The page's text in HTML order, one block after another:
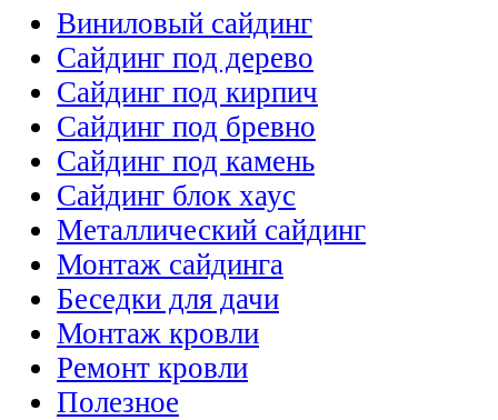
Виниловый сайдинг
Сайдинг под дерево
Сайдинг под кирпич
Сайдинг под бревно
Сайдинг под камень
Cайдинг блок хаус
Металлический сайдинг
Монтаж сайдинга
Беседки для дачи
Монтаж кровли
Ремонт кровли
Полезное